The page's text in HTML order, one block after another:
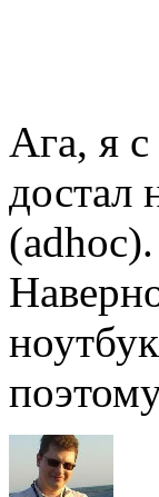
Ага, я
достал
(adhoc).